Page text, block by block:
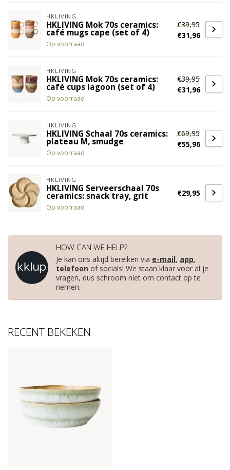
HKLIVING
HKLIVING Mok 70s ceramics:
café mugs cape (set of 4)
Op voorraad
€39,95
€31,96
HKLIVING
HKLIVING Mok 70s ceramics:
café cups lagoon (set of 4)
Op voorraad
€39,95
€31,96
HKLIVING
HKLIVING Schaal 70s ceramics:
plateau M, smudge
Op voorraad
€69,95
€55,96
HKLIVING
HKLIVING Serveerschaal 70s
ceramics: snack tray, grit
Op voorraad
€29,95
HOW CAN WE HELP?
Je kan ons altijd bereiken via e-mail, app,
telefoon of socials! We staan klaar voor al je
vragen, dus schroom niet om contact op te
nemen.
RECENT BEKEKEN